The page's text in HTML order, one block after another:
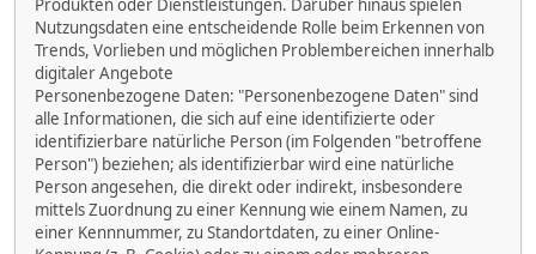
Produkten oder Dienstleistungen. Darüber hinaus spielen
Nutzungsdaten eine entscheidende Rolle beim Erkennen von
Trends, Vorlieben und möglichen Problembereichen innerhalb
digitaler Angebote
Personenbezogene Daten: "Personenbezogene Daten" sind
alle Informationen, die sich auf eine identifizierte oder
identifizierbare natürliche Person (im Folgenden "betroffene
Person") beziehen; als identifizierbar wird eine natürliche
Person angesehen, die direkt oder indirekt, insbesondere
mittels Zuordnung zu einer Kennung wie einem Namen, zu
einer Kennnummer, zu Standortdaten, zu einer Online-